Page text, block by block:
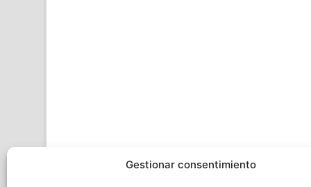
Gestionar consentimiento